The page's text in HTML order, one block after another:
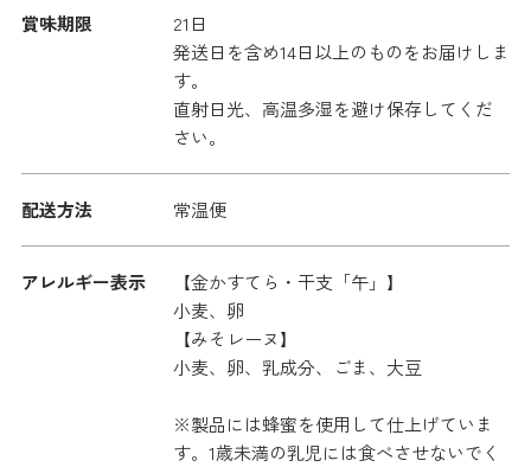
賞味期限
21日
発送日を含め14日以上のものをお届けしま
す。
直射日光、高温多湿を避け保存してくだ
さい。
配送方法 常温便
アレルギー表示
【金かすてら・干支「午」】
小麦、卵
【みそレーヌ】
小麦、卵、乳成分、ごま、大豆
※製品には蜂蜜を使用して仕上げていま
す。1歳未満の乳児には食べさせないでく